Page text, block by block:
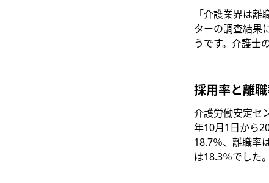
「介護業界は
ターの調査結果
うです。介護士
採用率と離
介護労働安定セ
年10月1日から
18.7％、離職率
は18.3％でした